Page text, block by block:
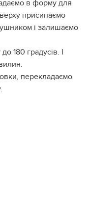
в форму для
присипаємо
і залишаємо
180 градусів. І
перекладаємо